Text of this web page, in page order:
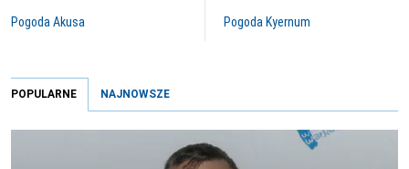
Pogoda Akusa Pogoda Kyernum
POPULARNE NAJNOWSZE